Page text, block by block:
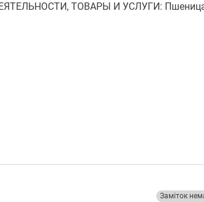
ТОВАРЫ И УСЛУГИ:
Заміток